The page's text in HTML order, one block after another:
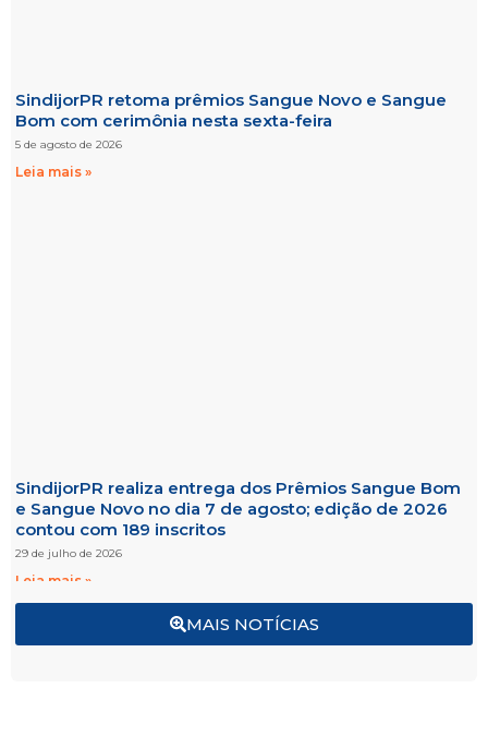
MAIS NOTÍCIAS
SindijorPR retoma prêmios Sangue Novo e Sangue
Bom com cerimônia nesta sexta-feira
5 de agosto de 2026
Leia mais »
SindijorPR realiza entrega dos Prêmios Sangue Bom
e Sangue Novo no dia 7 de agosto; edição de 2026
contou com 189 inscritos
29 de julho de 2026
Leia mais »